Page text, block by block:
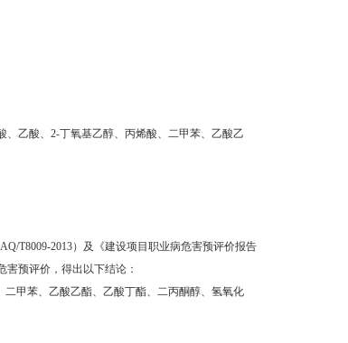
乙酸、2-丁氧基乙醇、丙烯酸、二甲苯、乙酸乙
T8009-2013）及《建设项目职业病危害预评价报告
预评价，得出以下结论：
甲苯、乙酸乙酯、乙酸丁酯、二丙酮醇、氢氧化